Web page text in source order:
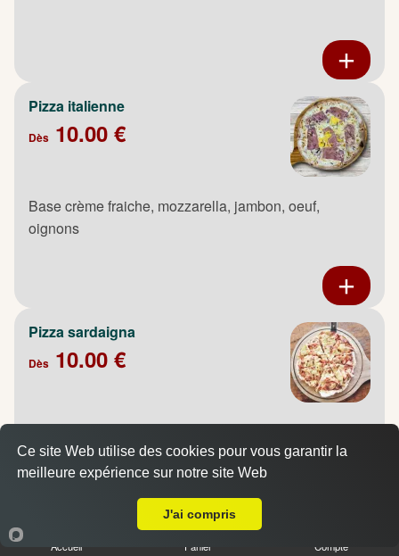
Pizza italienne
Dès 10.00 €
Base crème fraiche, mozzarella, jambon, oeuf,
oignons
Pizza sardaigna
Dès 10.00 €
de terre, oignons, oeuf
Accueil Panier Compte
Ce site Web utilise des cookies pour vous garantir la
meilleure expérience sur notre site Web
J'ai compris